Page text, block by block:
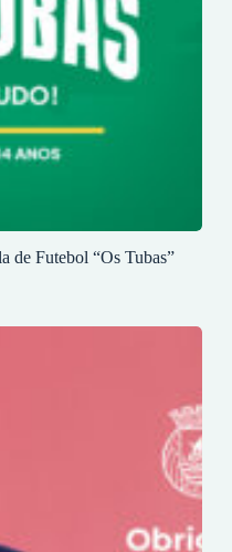
de Futebol “Os Tubas”